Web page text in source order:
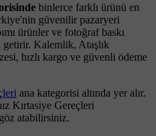
binlerce farklı ürünü en
güvenilir pazaryeri
ürünler ve fotoğraf baskı
getirir. Kalemlik, Ataşlık
hızlı kargo ve güvenli ödeme
ana kategorisi altında yer alır.
Kırtasiye Gereçleri
atabilirsiniz.